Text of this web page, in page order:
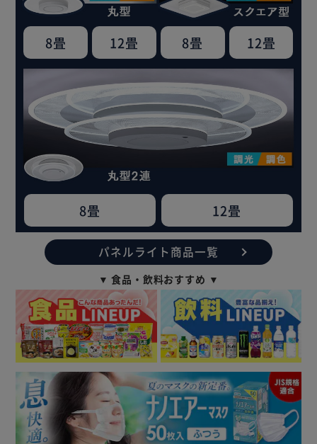
8畳 12畳 8畳 12畳
8畳 12畳
パネルライト商品一覧
▼ 食品・飲料おすすめ ▼